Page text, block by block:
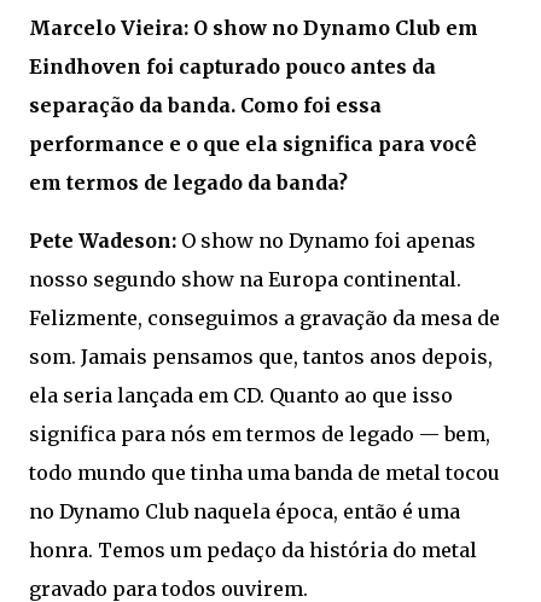
Marcelo Vieira: O show no Dynamo Club em
Eindhoven foi capturado pouco antes da
separação da banda. Como foi essa
performance e o que ela significa para você
em termos de legado da banda?
Pete Wadeson: O show no Dynamo foi apenas
nosso segundo show na Europa continental.
Felizmente, conseguimos a gravação da mesa de
som. Jamais pensamos que, tantos anos depois,
ela seria lançada em CD. Quanto ao que isso
significa para nós em termos de legado — bem,
todo mundo que tinha uma banda de metal tocou
no Dynamo Club naquela época, então é uma
honra. Temos um pedaço da história do metal
gravado para todos ouvirem.